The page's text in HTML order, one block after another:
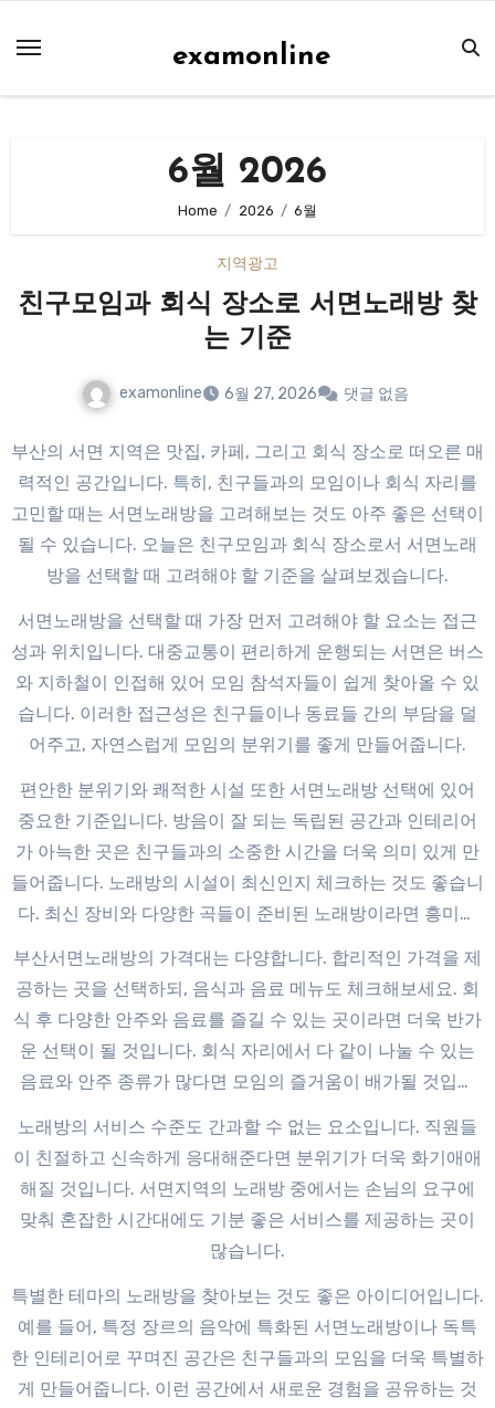
examonline
6월 2026
Home 2026 6월
지역광고
친구모임과 회식 장소로 서면노래방 찾
는 기준
examonline 6월 27, 2026 댓글 없음
부산의 서면 지역은 맛집, 카페, 그리고 회식 장소로 떠오른 매
력적인 공간입니다. 특히, 친구들과의 모임이나 회식 자리를
고민할 때는 서면노래방을 고려해보는 것도 아주 좋은 선택이
될 수 있습니다. 오늘은 친구모임과 회식 장소로서 서면노래
방을 선택할 때 고려해야 할 기준을 살펴보겠습니다.
서면노래방을 선택할 때 가장 먼저 고려해야 할 요소는 접근
성과 위치입니다. 대중교통이 편리하게 운행되는 서면은 버스
와 지하철이 인접해 있어 모임 참석자들이 쉽게 찾아올 수 있
습니다. 이러한 접근성은 친구들이나 동료들 간의 부담을 덜
어주고, 자연스럽게 모임의 분위기를 좋게 만들어줍니다.
편안한 분위기와 쾌적한 시설 또한 서면노래방 선택에 있어
중요한 기준입니다. 방음이 잘 되는 독립된 공간과 인테리어
가 아늑한 곳은 친구들과의 소중한 시간을 더욱 의미 있게 만
들어줍니다. 노래방의 시설이 최신인지 체크하는 것도 좋습니
다. 최신 장비와 다양한 곡들이 준비된 노래방이라면 흥미로
부산서면노래방의 가격대는 다양합니다. 합리적인 가격을 제
공하는 곳을 선택하되, 음식과 음료 메뉴도 체크해보세요. 회
식 후 다양한 안주와 음료를 즐길 수 있는 곳이라면 더욱 반가
운 선택이 될 것입니다. 회식 자리에서 다 같이 나눌 수 있는
음료와 안주 종류가 많다면 모임의 즐거움이 배가될 것입니
노래방의 서비스 수준도 간과할 수 없는 요소입니다. 직원들
이 친절하고 신속하게 응대해준다면 분위기가 더욱 화기애애
해질 것입니다. 서면지역의 노래방 중에서는 손님의 요구에
맞춰 혼잡한 시간대에도 기분 좋은 서비스를 제공하는 곳이
많습니다.
특별한 테마의 노래방을 찾아보는 것도 좋은 아이디어입니다.
예를 들어, 특정 장르의 음악에 특화된 서면노래방이나 독특
한 인테리어로 꾸며진 공간은 친구들과의 모임을 더욱 특별하
게 만들어줍니다. 이런 공간에서 새로운 경험을 공유하는 것